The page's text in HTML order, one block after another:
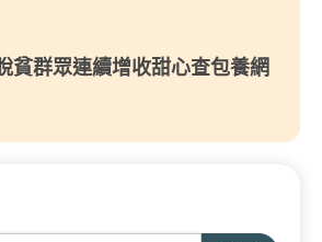
貧群眾連續增收甜心查包養網